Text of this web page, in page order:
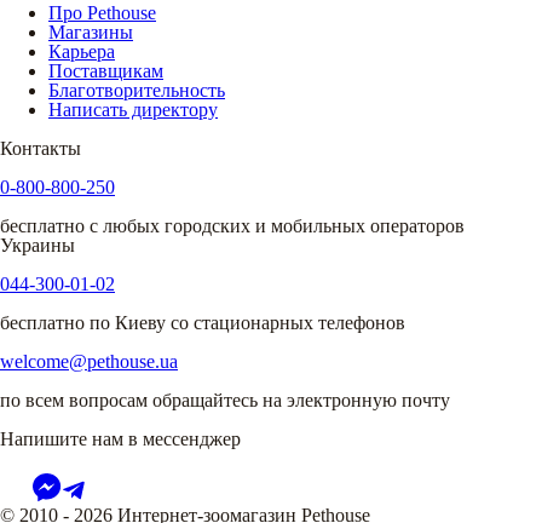
Про Pethouse
Магазины
Карьера
Поставщикам
Благотворительность
Написать директору
Контакты
0-800-800-250
бесплатно с любых городских и мобильных операторов
Украины
044-300-01-02
бесплатно по Киеву со стационарных телефонов
welcome@pethouse.ua
по всем вопросам обращайтесь на электронную почту
Напишите нам в мессенджер
© 2010 - 2026 Интернет-зоомагазин Pethouse